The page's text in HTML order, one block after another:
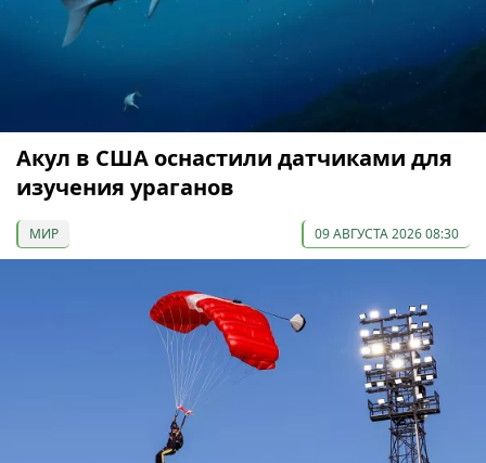
Акул в США оснастили датчиками для
изучения ураганов
МИР 09 АВГУСТА 2026 08:30